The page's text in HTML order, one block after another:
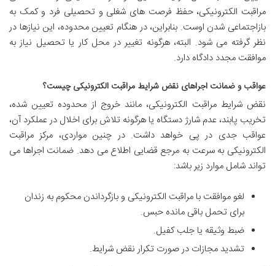
مراقبت الکترونیکی، حفظ فرصت های شغلی و تحصیلی فرد و کمک به
بازاجتماعی شدن اوست. بنابراین، در هنگام تعیین محدوده، این نیازها در
نظر گرفته می شود. البته، هرگونه تغییر در محل کار یا تحصیل نیاز به
موافقت مجدد دادگاه دارد.
عواقب و ضمانت اجراهای نقض شرایط مراقبت الکترونیکی چیست؟
نقض شرایط مراقبت الکترونیکی، مانند خروج از محدوده تعیین شده،
تخریب پابند، عدم شارژ دستگاه یا هرگونه تلاش برای اخلال در عملکرد آن،
عواقب جدی در پی خواهد داشت. در چنین مواردی، مرکز مراقبت
الکترونیکی به سرعت به مرجع قضایی اطلاع می دهد. ضمانت اجراها می
تواند شامل موارد زیر باشد:
لغو موافقت با مراقبت الکترونیکی و بازگرداندن محکوم به زندان
برای تحمل باقی مانده حبس.
ضبط وثیقه یا جلب کفیل.
تشدید مجازات در صورت تکرار نقض شرایط.